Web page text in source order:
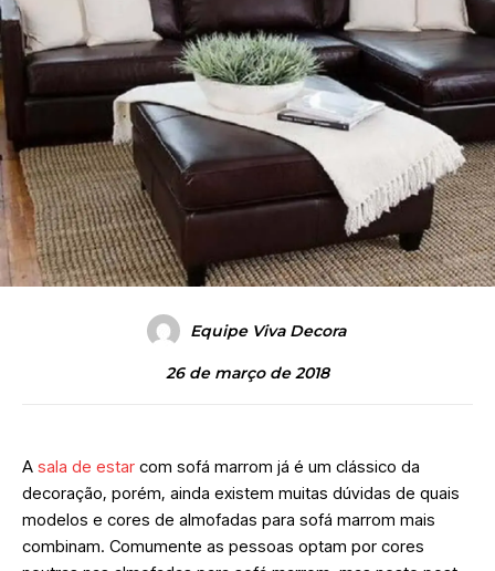
Equipe Viva Decora
26 de março de 2018
A sala de estar com sofá marrom já é um clássico da
decoração, porém, ainda existem muitas dúvidas de quais
modelos e cores de almofadas para sofá marrom mais
combinam. Comumente as pessoas optam por cores